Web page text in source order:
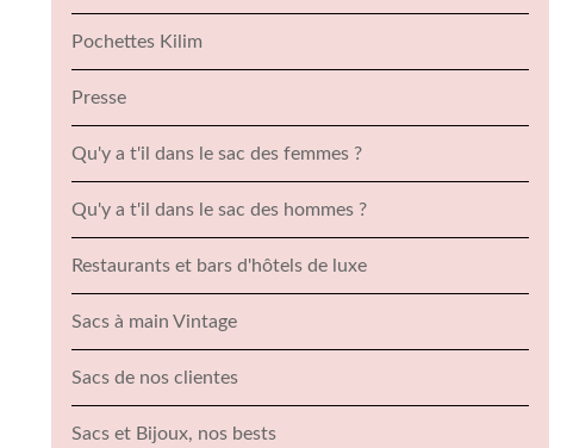
Pochettes Kilim
Presse
Qu'y a t'il dans le sac des femmes ?
Qu'y a t'il dans le sac des hommes ?
Restaurants et bars d'hôtels de luxe
Sacs à main Vintage
Sacs de nos clientes
Sacs et Bijoux, nos bests